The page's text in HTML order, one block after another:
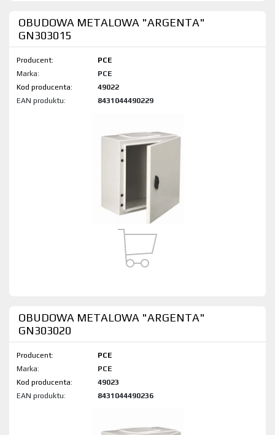
OBUDOWA METALOWA "ARGENTA"
GN303015
Producent:
PCE
Marka:
PCE
Kod produktu:
49022
EAN produktu:
8431044490229
OBUDOWA METALOWA "ARGENTA"
GN303020
Producent:
PCE
Marka:
PCE
Kod produktu:
49023
EAN produktu:
8431044490236